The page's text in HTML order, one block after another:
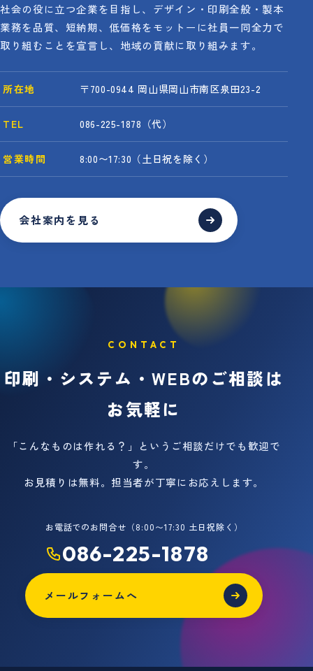
社会の役に立つ企業を目指し、デザイン・印刷全般・製本
業務を品質、短納期、低価格をモットーに社員一同全力で
取り組むことを宣言し、地域の貢献に取り組みます。
所在地 〒700-0944 岡山県岡山市南区泉田23-2
TEL 086-225-1878（代）
営業時間 8:00〜17:30（土日祝を除く）
会社案内を見る
CONTACT
印刷・システム・WEBのご相談は
お気軽に
「こんなものは作れる？」というご相談だけでも歓迎で
す。
お見積りは無料。担当者が丁寧にお応えします。
お電話でのお問合せ（8:00〜17:30 土日祝除く）
086-225-1878
メールフォームへ